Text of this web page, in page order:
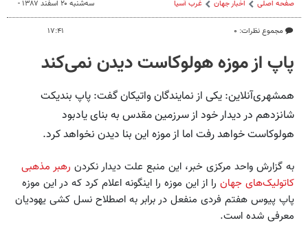
صفحه اصلی اخبار جهان غرب آسیا
مجموع نظرات: ۰
سه‌شنبه ۲۰ اسفند ۱۳۸۷ -
۱۷:۴۱
پاپ از موزه هولوکاست دیدن نمی‌کند
همشهری‌آنلاین: یکی از نمایندگان واتیکان گفت: پاپ بندیکت
شانزدهم در دیدار خود از سرزمین مقدس به بنای یادبود
هولوکاست خواهد رفت اما از موزه این بنا دیدن نخواهد کرد.
به گزارش واحد مرکزی خبر، این منبع علت دیدار نکردن رهبر مذهبی
کاتولیک‌های جهان را از این موزه را اینگونه اعلام کرد که در این موزه
پاپ پیوس هفتم فردی منفعل در برابر به اصطلاح نسل کشی یهودیان
معرفی شده است.